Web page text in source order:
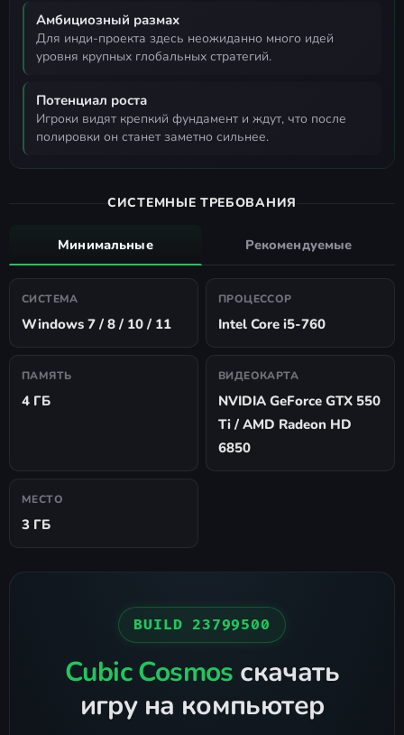
Амбициозный размах
для инди-проекта здесь неожиданно много идей
уровня крупных глобальных стратегий.
Потенциал роста
игроки видят крепкий фундамент и ждут, что после
полировки он станет заметно сильнее.
СИСТЕМНЫЕ ТРЕБОВАНИЯ
Минимальные Рекомендуемые
СИСТЕМА
Windows 7 / 8 / 10 / 11
ПРОЦЕССОР
Intel Core i5-760
ПАМЯТЬ
4 ГБ
ВИДЕОКАРТА
NVIDIA GeForce GTX 550
Ti / AMD Radeon HD
6850
МЕСТО
3 ГБ
BUILD 23799500
Cubic Cosmos скачать
игру на компьютер